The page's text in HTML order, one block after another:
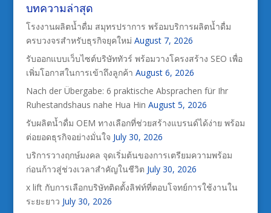
บทความล่าสุด
โรงงานผลิตน้ำดื่ม สมุทรปราการ พร้อมบริการผลิตน้ำดื่ม
ครบวงจรสำหรับธุรกิจยุคใหม่ August 7, 2026
รับออกแบบเว็บไซต์บริษัททัวร์ พร้อมวางโครงสร้าง SEO เพื่อ
เพิ่มโอกาสในการเข้าถึงลูกค้า August 6, 2026
Nach der Übergabe: 6 praktische Absprachen für Ihr
Ruhestandshaus nahe Hua Hin August 5, 2026
รับผลิตน้ำดื่ม OEM ทางเลือกที่ช่วยสร้างแบรนด์ได้ง่าย พร้อม
ต่อยอดธุรกิจอย่างมั่นใจ July 30, 2026
บริการวางฤกษ์มงคล จุดเริ่มต้นของการเตรียมความพร้อม
ก่อนก้าวสู่ช่วงเวลาสำคัญในชีวิต July 30, 2026
x lift กับการเลือกบริษัทติดตั้งลิฟท์ที่ตอบโจทย์การใช้งานใน
ระยะยาว July 30, 2026